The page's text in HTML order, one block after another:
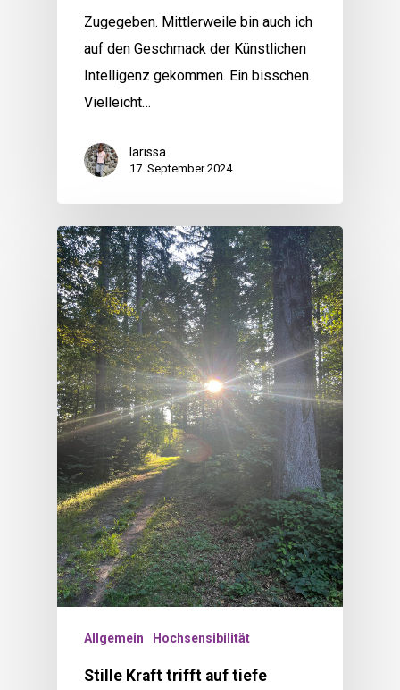
Zugegeben. Mittlerweile bin auch ich
auf den Geschmack der Künstlichen
Intelligenz gekommen. Ein bisschen.
Vielleicht…
larissa
17. September 2024
Allgemein Hochsensibilität
Stille Kraft trifft auf tiefe